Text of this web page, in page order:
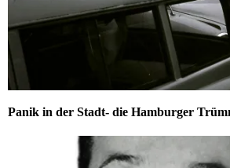
Panik in der Stadt- die Hamburger